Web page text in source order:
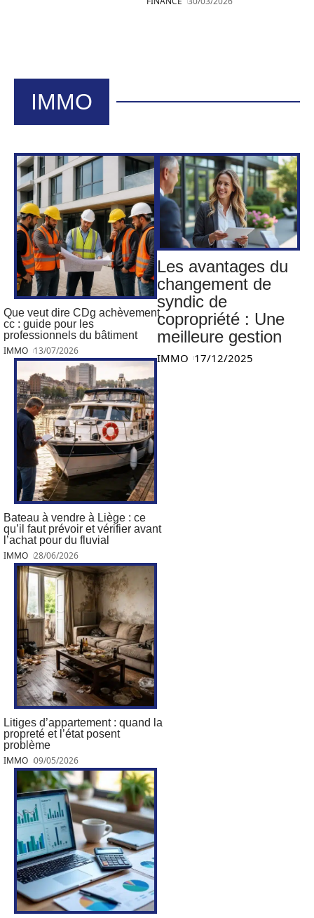
IMMO
Que veut dire CDg achèvement
cc : guide pour les
professionnels du bâtiment
IMMO 13/07/2026
Bateau à vendre à Liège : ce
qu’il faut prévoir et vérifier avant
l’achat pour du fluvial
IMMO 28/06/2026
Litiges d’appartement : quand la
propreté et l’état posent
problème
IMMO 09/05/2026
Les avantages du
changement de
syndic de
copropriété : Une
meilleure gestion
IMMO 17/12/2025